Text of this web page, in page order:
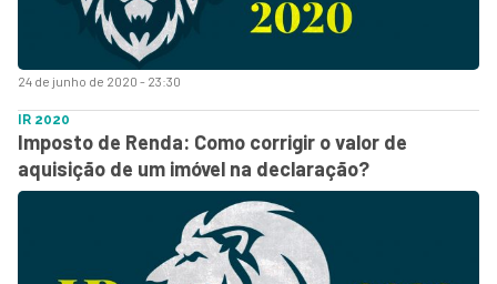
24 de junho de 2020 - 23:30
IR 2020
Imposto de Renda: Como corrigir o valor de
aquisição de um imóvel na declaração?